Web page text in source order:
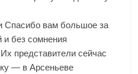
Спасибо вам большое за
без сомнения
представители сейчас
— в Арсеньеве